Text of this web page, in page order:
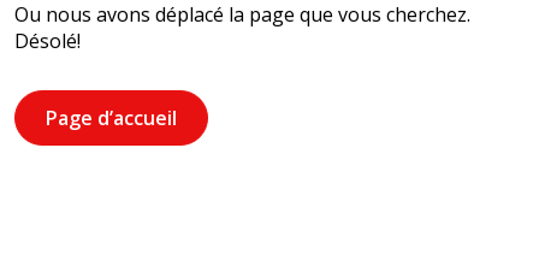
Ou nous avons déplacé la page que vous cherchez.
Désolé!
Page d’accueil